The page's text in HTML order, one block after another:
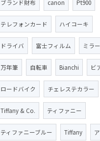
ブランド財布 canon Pt900
テレフォンカード ハイコーキ
ドライバ 富士フィルム ミラ
万年筆 自転車 Bianchi ビ
ロードバイク チェレステカラー
Tiffany & Co. ティファニー
ティファニーブルー Tiffany